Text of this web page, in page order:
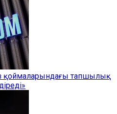
қоймаларындағы тапшылық